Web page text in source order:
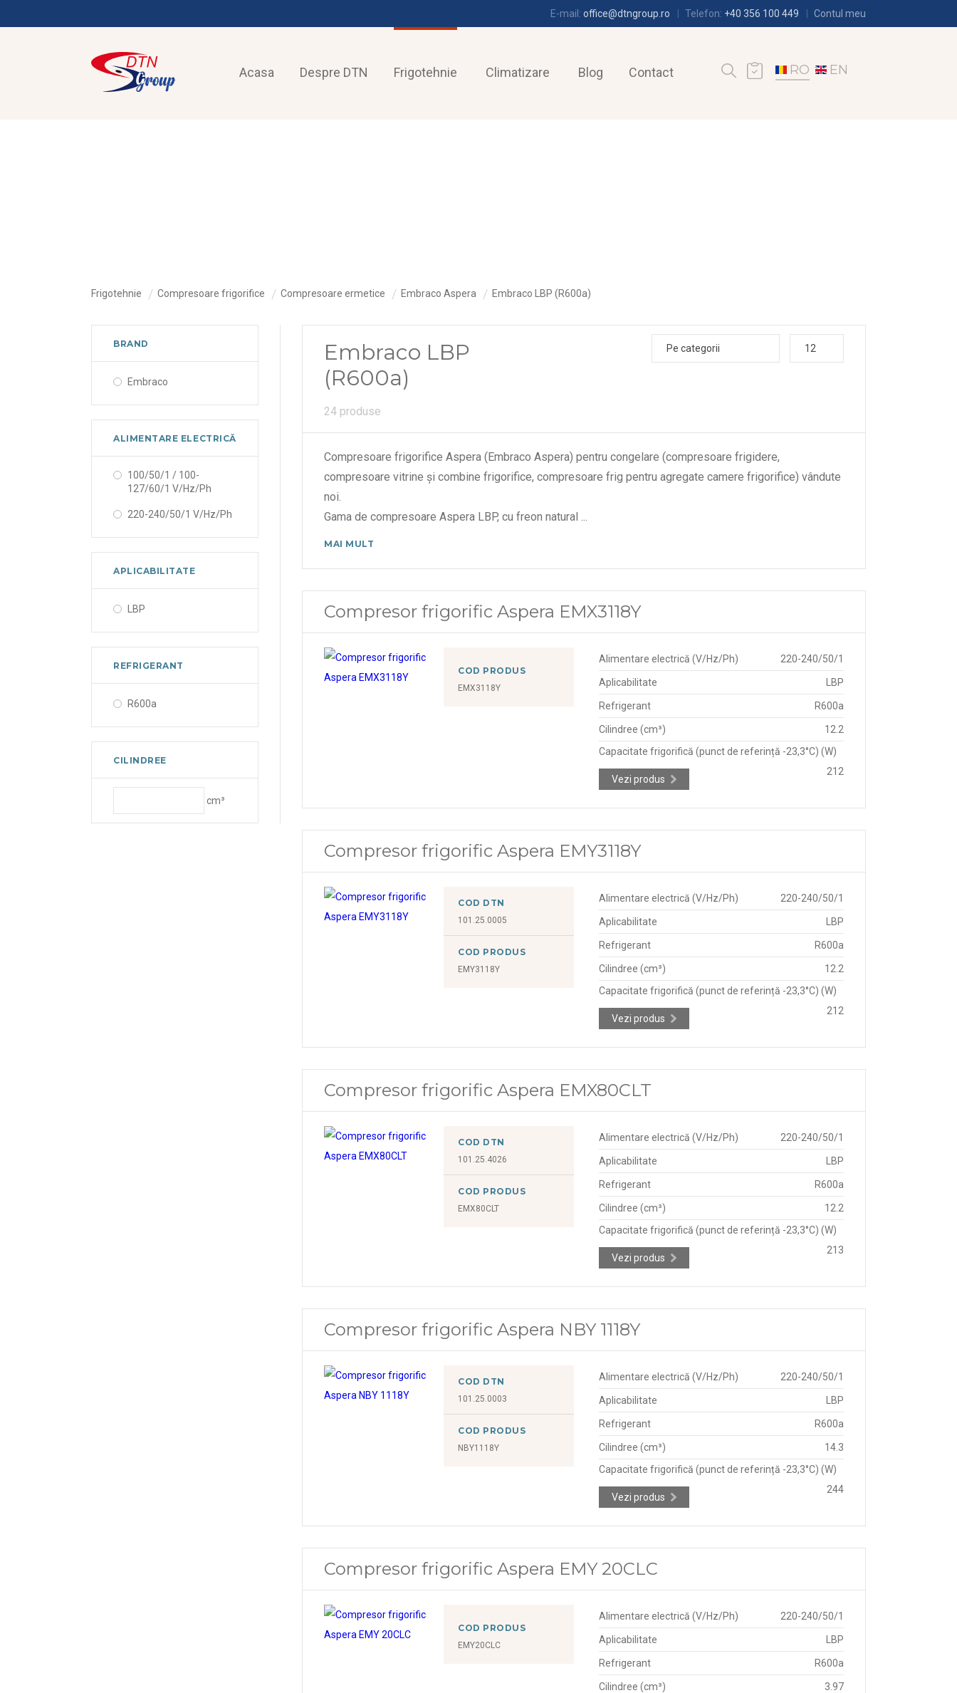
E-mail: office@dtngroup.ro Telefon: +40 356 100 449 Contul meu
Acasa Despre DTN Frigotehnie Climatizare Blog Contact RO EN
Frigotehnie Compresoare frigorifice Compresoare ermetice Embraco Aspera Embraco LBP (R600a)
BRAND
Embraco
ALIMENTARE ELECTRICĂ
100/50/1 / 100-
127/60/1 V/Hz/Ph
220-240/50/1 V/Hz/Ph
APLICABILITATE
LBP
REFRIGERANT
R600a
CILINDREE
cm³
Embraco LBP
(R600a)
24 produse
Pe categorii 12
Compresoare frigorifice Aspera (Embraco Aspera) pentru congelare (compresoare frigidere,
compresoare vitrine și combine frigorifice, compresoare frig pentru agregate camere frigorifice) vândute
noi.
Gama de compresoare Aspera LBP, cu freon natural...
MAI MULT
Compresor frigorific Aspera EMX3118Y
COD PRODUS
EMX3118Y
Alimentare electrică (V/Hz/Ph) 220-240/50/1
Aplicabilitate LBP
Refrigerant R600a
Cilindree (cm³)
12.2
Capacitate frigorifică (punct de referință -23,3°C) (W)
212
Vezi produs
Compresor frigorific Aspera EMY3118Y
COD DTN
101.25.0005
COD PRODUS
EMY3118Y
Alimentare electrică (V/Hz/Ph) 220-240/50/1
Aplicabilitate LBP
Refrigerant R600a
Cilindree (cm³)
12.2
Capacitate frigorifică (punct de referință -23,3°C) (W)
212
Vezi produs
Compresor frigorific Aspera EMX80CLT
COD DTN
101.25.4026
COD PRODUS
EMX80CLT
Alimentare electrică (V/Hz/Ph) 220-240/50/1
Aplicabilitate LBP
Refrigerant R600a
Cilindree (cm³)
12.2
Capacitate frigorifică (punct de referință -23,3°C) (W)
213
Vezi produs
Compresor frigorific Aspera NBY 1118Y
COD DTN
101.25.0003
COD PRODUS
NBY1118Y
Alimentare electrică (V/Hz/Ph) 220-240/50/1
Aplicabilitate LBP
Refrigerant R600a
Cilindree (cm³)
14.3
Capacitate frigorifică (punct de referință -23,3°C) (W)
244
Vezi produs
Compresor frigorific Aspera EMY 20CLC
COD PRODUS
EMY20CLC
Alimentare electrică (V/Hz/Ph) 220-240/50/1
Aplicabilitate LBP
Refrigerant R600a
Cilindree (cm³)
3.97